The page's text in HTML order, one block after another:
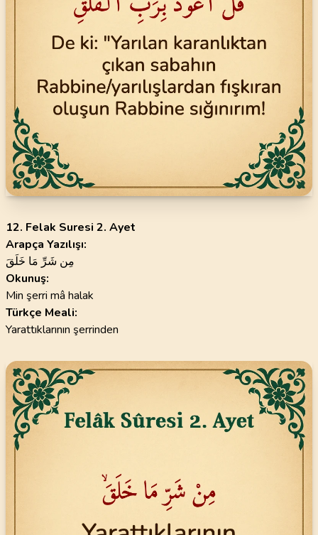
12. Felak Suresi 2. Ayet
Arapça Yazılışı:
مِن شَرِّ مَا خَلَقَ
Okunuş:
Min şerri mâ halak
Türkçe Meali:
Yarattıklarının şerrinden